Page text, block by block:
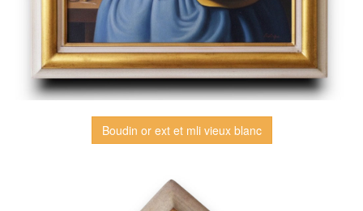
Boudin or ext et mli vieux blanc